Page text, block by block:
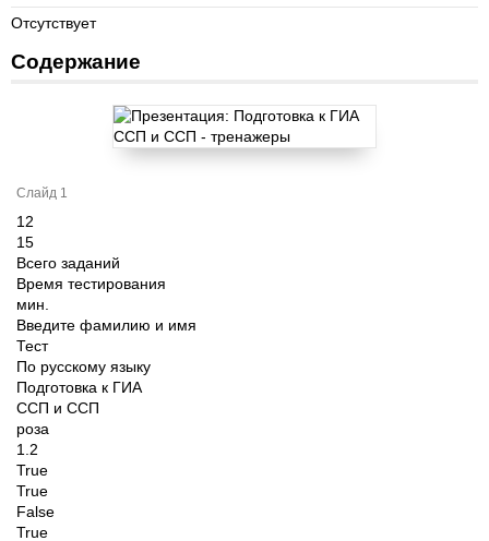
Отсутствует
Содержание
Слайд 1
12
15
Всего заданий
Время тестирования
мин.
Введите фамилию и имя
Тест
По русскому языку
Подготовка к ГИА
ССП и ССП
роза
1.2
True
True
False
True